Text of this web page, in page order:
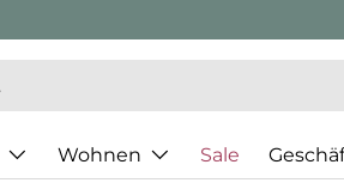
Wohnen Sale